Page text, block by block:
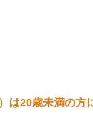
は20歳未満の方